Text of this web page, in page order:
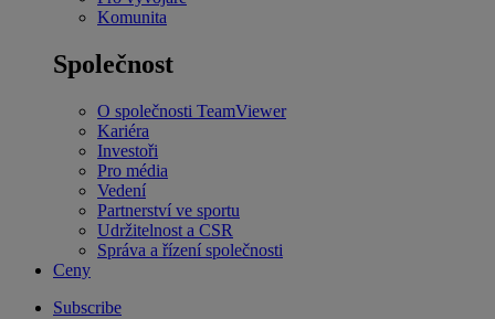
Komunita
Společnost
O společnosti TeamViewer
Kariéra
Investoři
Pro média
Vedení
Partnerství ve sportu
Udržitelnost a CSR
Správa a řízení společnosti
Ceny
Subscribe